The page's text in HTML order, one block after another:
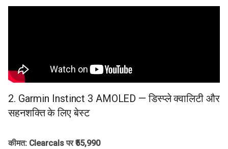
2. Garmin Instinct 3 AMOLED — डिस्प्ले क्वालिटी और
सहनशक्ति के लिए बेस्ट
कीमत: Clearcals पर ₹55,990